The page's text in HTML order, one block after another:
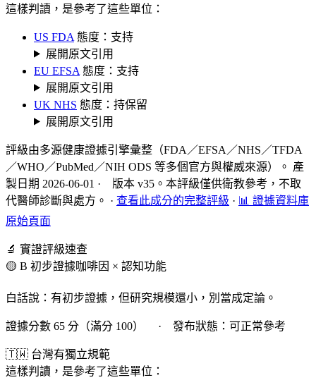
這樣判讀，是參考了這些單位：
US FDA 態度：支持
展開原文引用
EU EFSA 態度：支持
展開原文引用
UK NHS 態度：持保留
展開原文引用
評級由多源健康證據引擎彙整（FDA／EFSA／NHS／TFDA
／WHO／PubMed／NIH ODS 等多個官方與權威來源）。 產
製日期 2026-06-01 · 版本 v35。本評級僅供衛教參考，不取
代醫師診斷與處方。 · 查看此成分的完整評級 · 📊 證據資料庫
原始頁面
🔬 實證評級速查
🟡 B 初步證據咖啡因 × 認知功能
白話說：有初步證據，但研究規模還小，別當成定論。
證據分數 65 分（滿分 100） · 發布狀態：可正常參考
🇹🇼 台灣有獨立規範
這樣判讀，是參考了這些單位：